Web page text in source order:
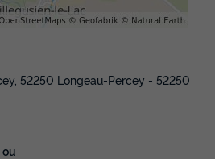
52250 Longeau-Percey - 52250